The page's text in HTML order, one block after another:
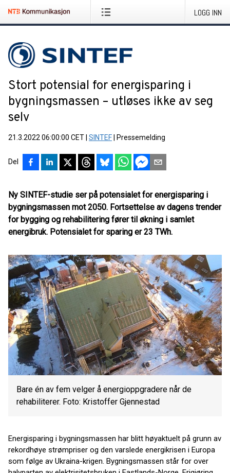
LOGG INN
Stort potensial for energisparing i
bygningsmassen – utløses ikke av seg
selv
21.3.2022 06:00:00 CET SINTEF Pressemelding
Del
Ny SINTEF-studie ser på potensialet for energisparing i
bygningsmassen mot 2050. Fortsettelse av dagens trender
for bygging og rehabilitering fører til økning i samlet
energibruk. Potensialet for sparing er 23 TWh.
Bare én av fem velger å energioppgradere når de
rehabiliterer. Foto: Kristoffer Gjennestad
Energisparing i bygningsmassen har blitt høyaktuelt på grunn av
rekordhøye strømpriser og den varslede energikrisen i Europa
som følge av Ukraina-krigen. Bygningsmassen står for over